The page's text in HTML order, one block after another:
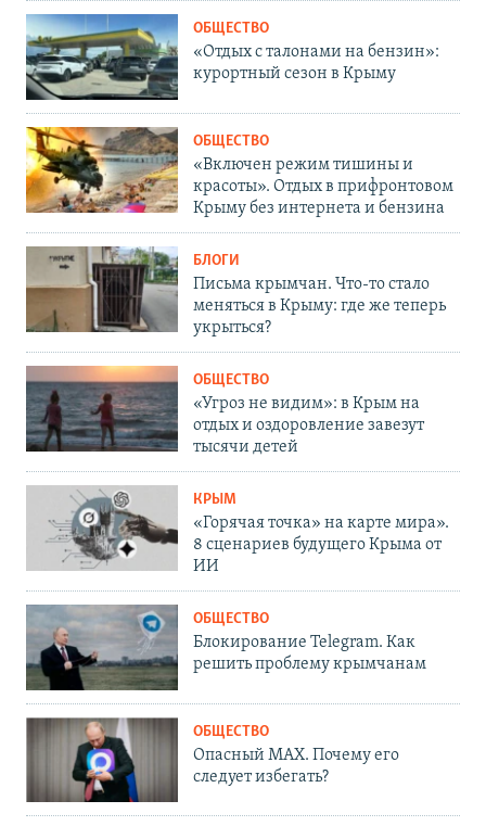
ОБЩЕСТВО
«Отдых с талонами на бензин»:
курортный сезон в Крыму
ОБЩЕСТВО
«Включен режим тишины и
красоты». Отдых в прифронтовом
Крыму без интернета и бензина
БЛОГИ
Письма крымчан. Что-то стало
меняться в Крыму: где же теперь
укрыться?
ОБЩЕСТВО
«Угроз не видим»: в Крым на
отдых и оздоровление завезут
тысячи детей
КРЫМ
«Горячая точка» на карте мира».
8 сценариев будущего Крыма от
ИИ
ОБЩЕСТВО
Блокирование Telegram. Как
решить проблему крымчанам
ОБЩЕСТВО
Опасный MAX. Почему его
следует избегать?